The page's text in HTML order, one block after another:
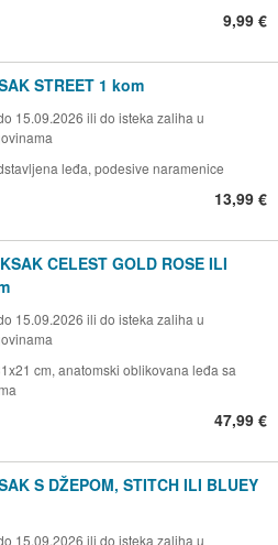
9,99 €
STREET 1 kom
15.09.2026 ili do isteka zaliha u
leđa, podesive naramenice
13,99 €
CELEST GOLD ROSE ILI
15.09.2026 ili do isteka zaliha u
cm, anatomski oblikovana leđa sa
47,99 €
S DŽEPOM, STITCH ILI BLUEY
15.09.2026 ili do isteka zaliha u